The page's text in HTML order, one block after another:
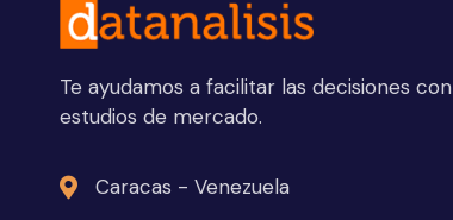
Te ayudamos a facilitar las decisiones con
estudios de mercado.
Caracas - Venezuela